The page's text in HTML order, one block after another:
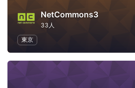
NetCommons3
33人
東京